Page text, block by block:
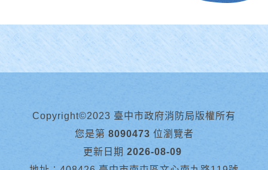
Copyright©2023 臺中市政府消防局版權所有
您是第 8090473 位瀏覽者
更新日期 2026-08-09